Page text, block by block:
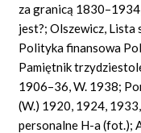
za granicą
jest?; Olszewicz,
Polityka finansowa
Pamiętnik
1906–36, W. 1938;
(W.) 1920, 1924,
personalne H-a (fot.);